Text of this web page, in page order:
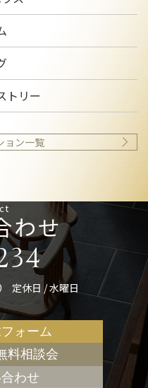
トリー
ョン一覧
わせ
定休日 / 水曜日
ォーム
料相談会
わせ